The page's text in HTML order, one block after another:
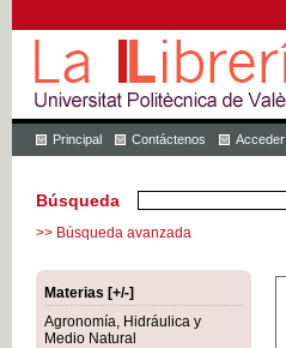
Principal Contáctenos Acceder
Búsqueda
>> Búsqueda avanzada
Materias [+/-]
Agronomía, Hidráulica y
Medio Natural